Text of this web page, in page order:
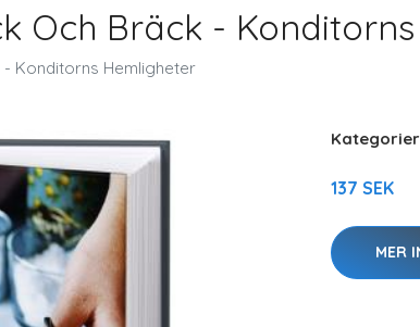
Och Bräck -
- Konditorns Hemligheter
137 SEK
MER